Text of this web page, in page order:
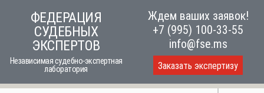
ФЕДЕРАЦИЯ
СУДЕБНЫХ
ЭКСПЕРТОВ
Независимая судебно-экспертная
лаборатория
Ждем ваших заявок!
+7 (995) 100-33-55
info@fse.ms
Заказать экспертизу